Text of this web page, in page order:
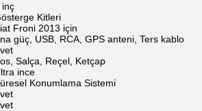
inç
Kitleri
Froni 2013 için
güç, USB, RCA, GPS anteni, Ters kablo
Salça, Reçel, Ketçap
ince
Konumlama Sistemi